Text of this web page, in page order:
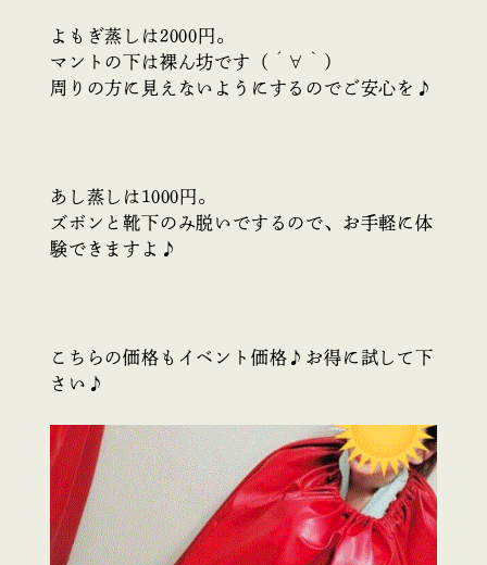
よもぎ蒸しは2000円。
マントの下は裸ん坊です（´∀｀）
周りの方に見えないようにするのでご安心を♪
あし蒸しは1000円。
ズボンと靴下のみ脱いでするので、お手軽に体
験できますよ♪
こちらの価格もイベント価格♪お得に試して下
さい♪